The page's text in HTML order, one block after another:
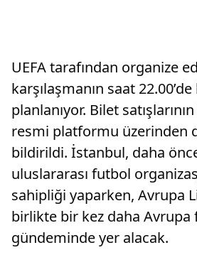
UEFA tarafından organize
karşılaşmanın saat
planlanıyor. Bilet satışlarının
resmi platformu üzerinden
bildirildi. İstanbul, daha
uluslararası futbol
sahipliği yaparken, Avrupa
birlikte bir kez daha Avrupa
gündeminde yer alacak.